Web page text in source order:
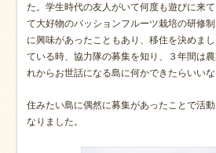
た。学生時代の友人がいて何度も遊びに来
て大好物のパッションフルーツ栽培の研修
に興味があったこともあり、移住を決めま
ている時、協力隊の募集を知り、３年間は
れからお世話になる島に何かできたらいいな
住みたい島に偶然に募集があったことで活
なりました。